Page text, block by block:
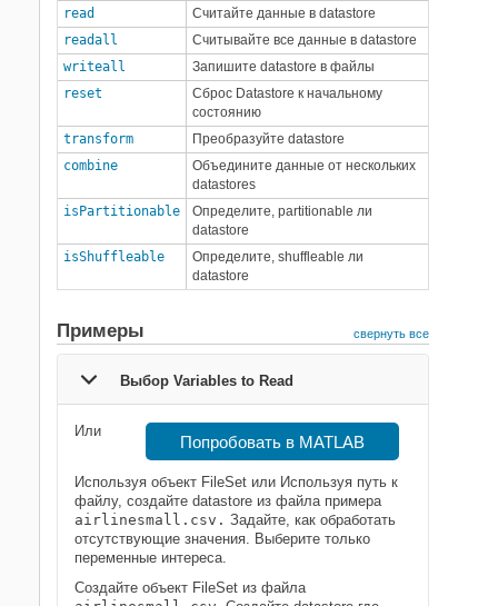
read
Считайте данные в datastore
readall
Считывайте все данные в datastore
writeall
Запишите datastore в файлы
reset
Сброс Datastore к начальному
состоянию
transform
Преобразуйте datastore
combine
Объедините данные от нескольких
datastores
isPartitionable
Определите, partitionable ли
datastore
isShuffleable
Определите, shuffleable ли
datastore
Примеры свернуть все
Выбор Variables to Read
Попробовать в MATLAB
Или
Используя объект FileSet или Используя путь к
файлу, создайте datastore из файла примера
airlinesmall.csv. Задайте, как обработать
отсутствующие значения. Выберите только
переменные интереса.
Создайте объект FileSet из файла